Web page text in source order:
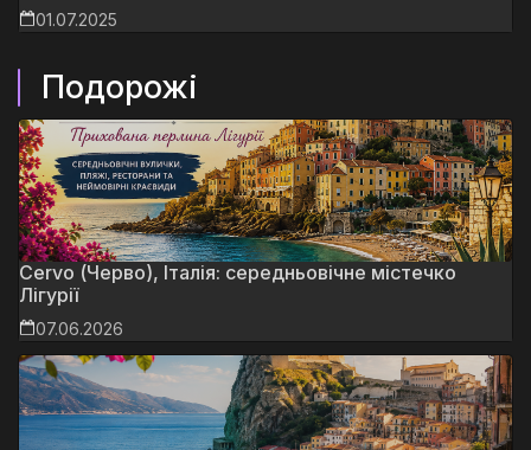
01.07.2025
Подорожі
Cervo (Черво), Італія: середньовічне містечко
Лігурії
07.06.2026